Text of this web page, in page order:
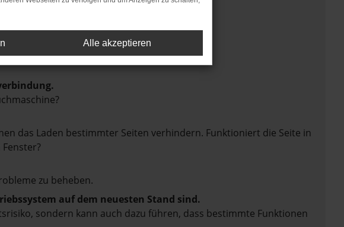
das Laden bestimmter Seiten verhindern. Funktioniert die Seite in
zu beheben.
auf dem neuesten Stand sind.
sondern kann auch dazu führen, dass bestimmte Funktionen
Alle akzeptieren